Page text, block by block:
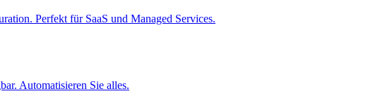
Perfekt für SaaS und Managed Services.
Automatisieren Sie alles.